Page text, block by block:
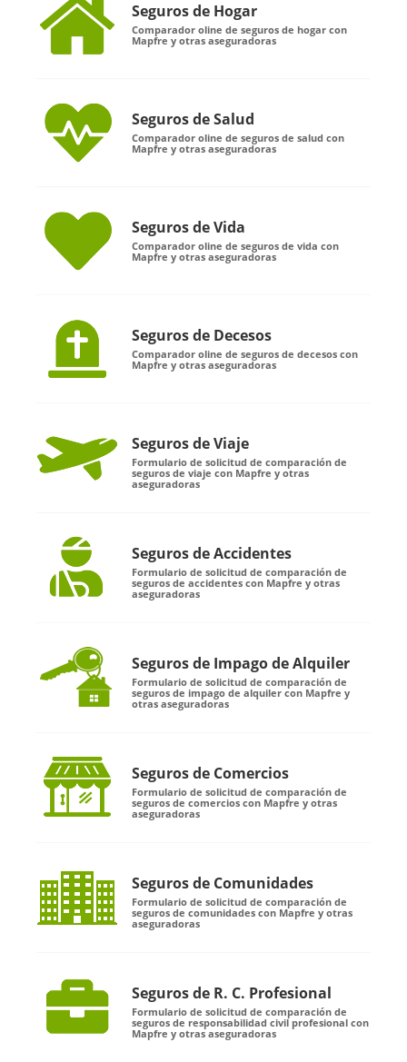
Seguros de Hogar
Comparador oline de seguros de hogar con
Mapfre y otras aseguradoras
Seguros de Salud
Comparador oline de seguros de salud con
Mapfre y otras aseguradoras
Seguros de Vida
Comparador oline de seguros de vida con
Mapfre y otras aseguradoras
Seguros de Decesos
Comparador oline de seguros de decesos con
Mapfre y otras aseguradoras
Seguros de Viaje
Formulario de solicitud de comparación de
seguros de viaje con Mapfre y otras
aseguradoras
Seguros de Accidentes
Formulario de solicitud de comparación de
seguros de accidentes con Mapfre y otras
aseguradoras
Seguros de Impago de Alquiler
Formulario de solicitud de comparación de
seguros de impago de alquiler con Mapfre y
otras aseguradoras
Seguros de Comercios
Formulario de solicitud de comparación de
seguros de comercios con Mapfre y otras
aseguradoras
Seguros de Comunidades
Formulario de solicitud de comparación de
seguros de comunidades con Mapfre y otras
aseguradoras
Seguros de R. C. Profesional
Formulario de solicitud de comparación de
seguros de responsabilidad civil profesional con
Mapfre y otras aseguradoras